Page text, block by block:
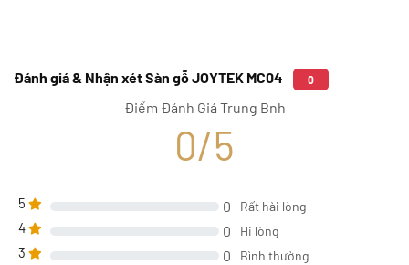
Đánh giá & Nhận xét Sàn gỗ JOYTEK MC04 0
Điểm Đánh Giá Trung Bnh
0/5
5 0 Rất hài lòng
4 0 Hi lòng
3 0 Bình thường